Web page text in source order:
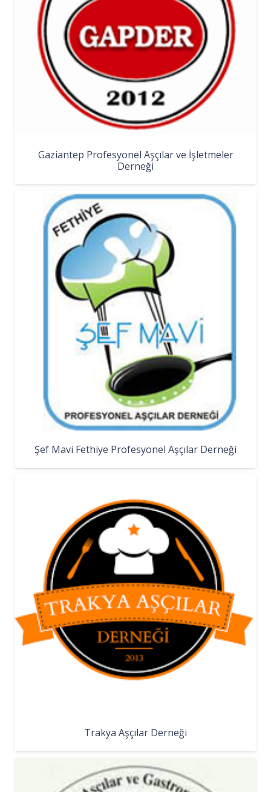
Gaziantep Profesyonel Aşçılar ve İşletmeler
Derneği
Şef Mavi Fethiye Profesyonel Aşçılar Derneği
Trakya Aşçılar Derneği